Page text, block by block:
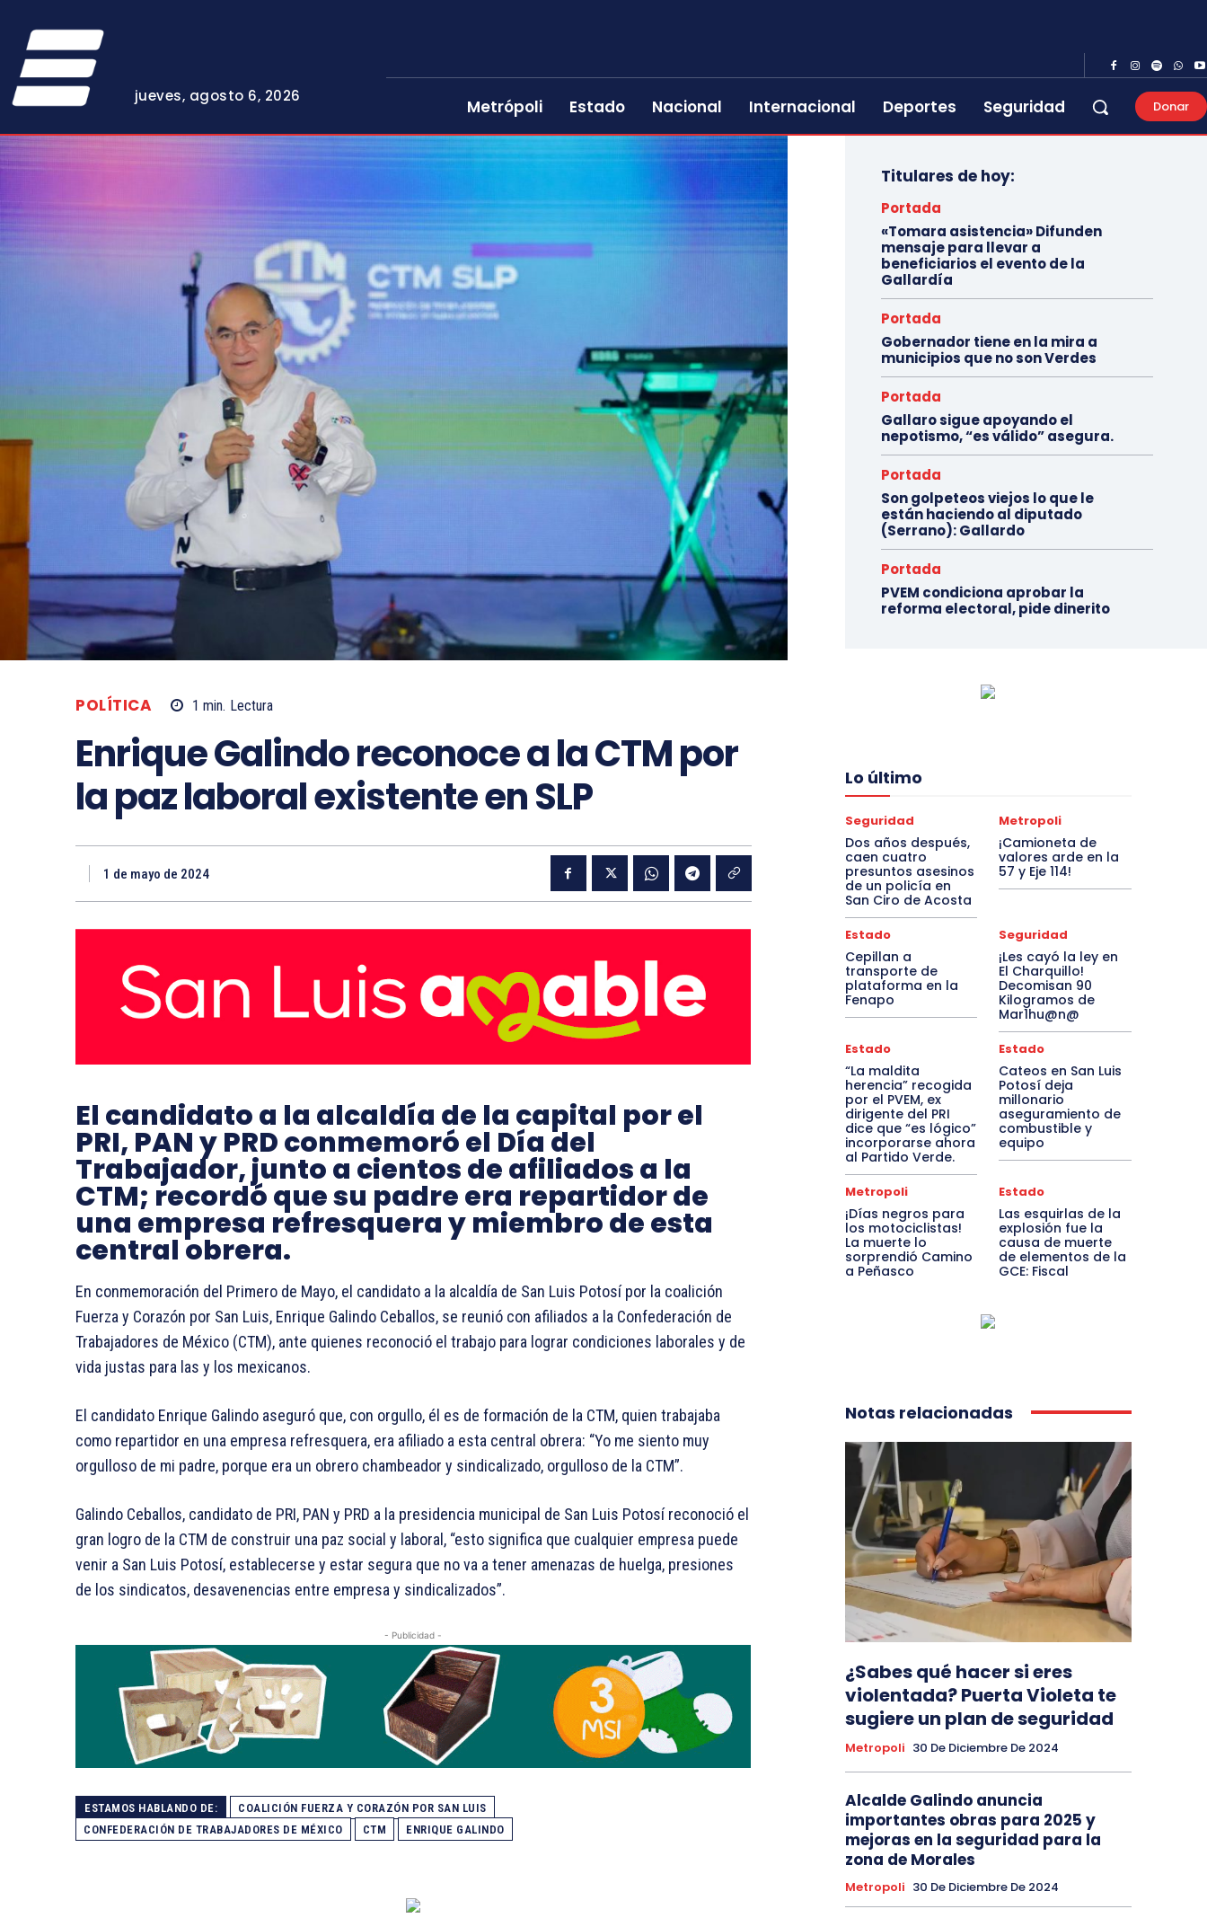
jueves, agosto 6, 2026
Metrópoli Estado Nacional Internacional Deportes Seguridad Donar
POLÍTICA 1 min. Lectura
Enrique Galindo reconoce a la CTM por
la paz laboral existente en SLP
1 de mayo de 2024
El candidato a la alcaldía de la capital por el
PRI, PAN y PRD conmemoró el Día del
Trabajador, junto a cientos de afiliados a la
CTM; recordó que su padre era repartidor de
una empresa refresquera y miembro de esta
central obrera.
En conmemoración del Primero de Mayo, el candidato a la alcaldía de San Luis Potosí por la coalición
Fuerza y Corazón por San Luis, Enrique Galindo Ceballos, se reunió con afiliados a la Confederación de
Trabajadores de México (CTM), ante quienes reconoció el trabajo para lograr condiciones laborales y de
vida justas para las y los mexicanos.
El candidato Enrique Galindo aseguró que, con orgullo, él es de formación de la CTM, quien trabajaba
como repartidor en una empresa refresquera, era afiliado a esta central obrera: “Yo me siento muy
orgulloso de mi padre, porque era un obrero chambeador y sindicalizado, orgulloso de la CTM”.
Galindo Ceballos, candidato de PRI, PAN y PRD a la presidencia municipal de San Luis Potosí reconoció el
gran logro de la CTM de construir una paz social y laboral, “esto significa que cualquier empresa puede
venir a San Luis Potosí, establecerse y estar segura que no va a tener amenazas de huelga, presiones
de los sindicatos, desavenencias entre empresa y sindicalizados”.
- Publicidad -
ESTAMOS HABLANDO DE:
COALICIÓN FUERZA Y CORAZÓN POR SAN LUIS
CONFEDERACIÓN DE TRABAJADORES DE MÉXICO
CTM ENRIQUE GALINDO
Titulares de hoy:
Portada
«Tomara asistencia» Difunden
mensaje para llevar a
beneficiarios el evento de la
Gallardía
Portada
Gobernador tiene en la mira a
municipios que no son Verdes
Portada
Gallaro sigue apoyando el
nepotismo, “es válido” asegura.
Portada
Son golpeteos viejos lo que le
están haciendo al diputado
(Serrano): Gallardo
Portada
PVEM condiciona aprobar la
reforma electoral, pide dinerito
Lo último
Seguridad
Dos años después,
caen cuatro
presuntos asesinos
de un policía en
San Ciro de Acosta
Metropoli
¡Camioneta de
valores arde en la
57 y Eje 114!
Estado
Cepillan a
transporte de
plataforma en la
Fenapo
Seguridad
¡Les cayó la ley en
El Charquillo!
Decomisan 90
Kilogramos de
Mar1hu@n@
Estado
“La maldita
herencia” recogida
por el PVEM, ex
dirigente del PRI
dice que “es lógico”
incorporarse ahora
al Partido Verde.
Estado
Cateos en San Luis
Potosí deja
millonario
aseguramiento de
combustible y
equipo
Metropoli
¡Días negros para
los motociclistas!
La muerte lo
sorprendió Camino
a Peñasco
Estado
Las esquirlas de la
explosión fue la
causa de muerte
de elementos de la
GCE: Fiscal
Notas relacionadas
¿Sabes qué hacer si eres
violentada? Puerta Violeta te
sugiere un plan de seguridad
Metropoli 30 De Diciembre De 2024
Alcalde Galindo anuncia
importantes obras para 2025 y
mejoras en la seguridad para la
zona de Morales
Metropoli 30 De Diciembre De 2024